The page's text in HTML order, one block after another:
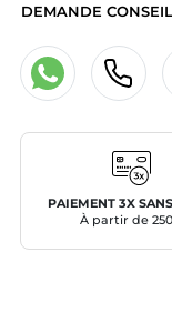
DEMANDE
PAIEMENT 3X
À partir de